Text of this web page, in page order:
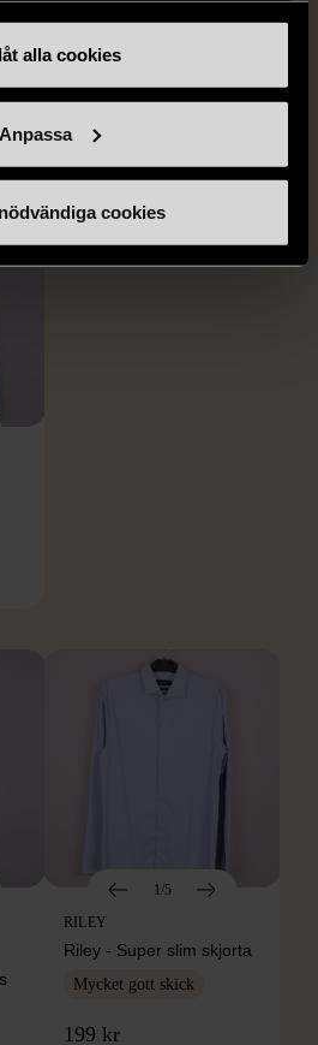
alla cookies
Anpassa
cookies
Mycket gott skick
VARUMÄRKE
1/5
RILEY
Riley - Super slim skjorta
Mycket gott skick
199 kr